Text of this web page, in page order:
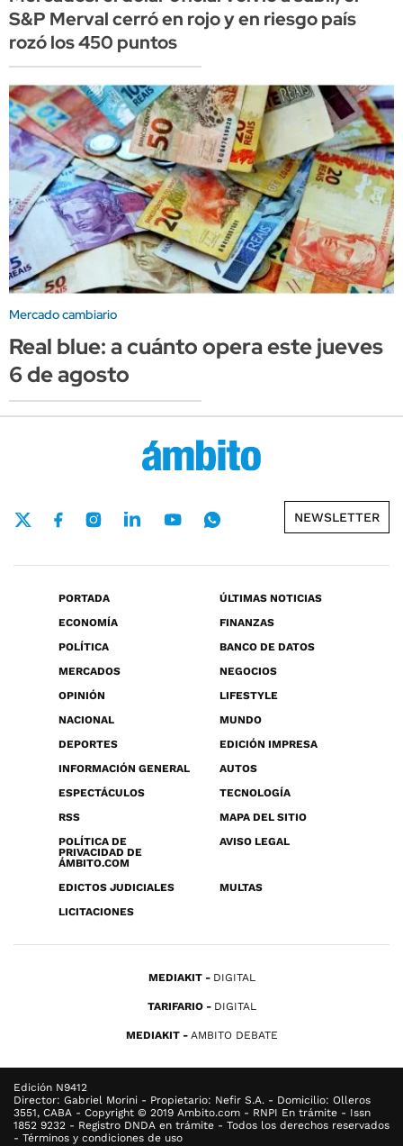
S&P Merval cerró en rojo y en riesgo país
rozó los 450 puntos
Mercado cambiario
Real blue: a cuánto opera este jueves
6 de agosto
NEWSLETTER
PORTADA
ÚLTIMAS NOTICIAS
ECONOMÍA
FINANZAS
POLÍTICA
BANCO DE DATOS
MERCADOS
NEGOCIOS
OPINIÓN
LIFESTYLE
NACIONAL
MUNDO
DEPORTES
EDICIÓN IMPRESA
INFORMACIÓN GENERAL
AUTOS
ESPECTÁCULOS
TECNOLOGÍA
RSS
MAPA DEL SITIO
POLÍTICA DE
PRIVACIDAD DE
ÁMBITO.COM
AVISO LEGAL
EDICTOS JUDICIALES
MULTAS
LICITACIONES
MEDIAKIT DIGITAL
TARIFARIO DIGITAL
MEDIAKIT AMBITO DEBATE
Edición N9412
Director: Gabriel Morini - Propietario: Nefir S.A. - Domicilio: Olleros
3551, CABA - Copyright © 2019 Ambito.com - RNPI En trámite - Issn
1852 9232 - Registro DNDA en trámite - Todos los derechos reservados
- Términos y condiciones de uso